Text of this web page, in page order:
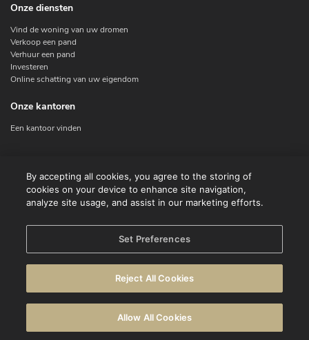
Onze diensten
Vind de woning van uw dromen
Verkoop een pand
Verhuur een pand
Investeren
Online schatting van uw eigendom
Onze kantoren
Een kantoor vinden
Contact
Facebook
Privacyverklaring
Waarschuwing
Cookie beleid
By accepting all cookies, you agree to the storing of
cookies on your device to enhance site navigation,
analyze site usage, and assist in our marketing efforts.
Set Preferences
Reject All Cookies
Allow All Cookies